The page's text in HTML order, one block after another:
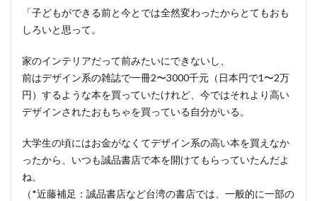
「子どもができる前と今とでは全然変わったからとてもおも
しろいと思って。
家のインテリアだって前みたいにできないし、
前はデザイン系の雑誌で一冊2〜3000千元（日本円で1〜2万
円）するような本を買っていたけれど、今ではそれより高い
デザインされたおもちゃを買っている自分がいる。
大学生の頃にはお金がなくてデザイン系の高い本を買えなか
ったから、いつも誠品書店で本を開けてもらっていたんだよ
ね。
（*近藤補足：誠品書店など台湾の書店では、一般的に一部の